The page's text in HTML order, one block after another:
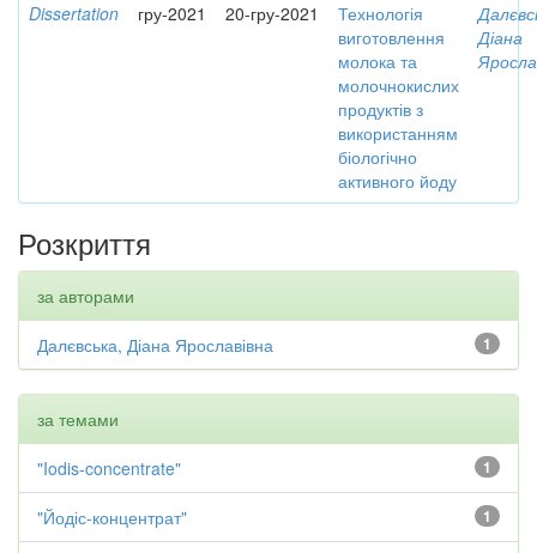
Dissertation гру-2021 20-гру-2021
Технологія
виготовлення
молока та
молочнокислих
продуктів з
використанням
біологічно
активного йоду
Діана
Розкриття
за авторами
1
Далєвська, Діана Ярославівна
за темами
1
"Iodis-concentrate"
1
"Йодіс-концентрат"